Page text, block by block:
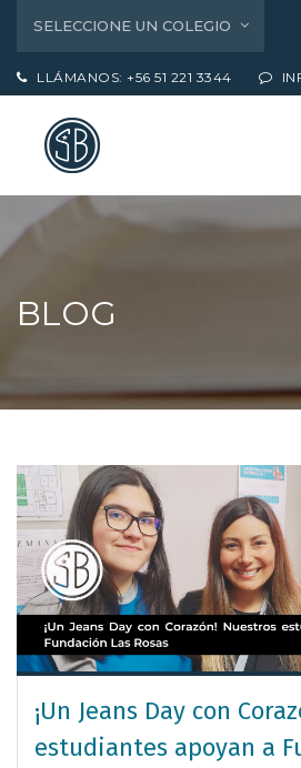
SELECCIONE UN COLEGIO
LLÁMANOS: +56 51 221 3344
BLOG
¡Un Jeans Day con
estudiantes apoyan a